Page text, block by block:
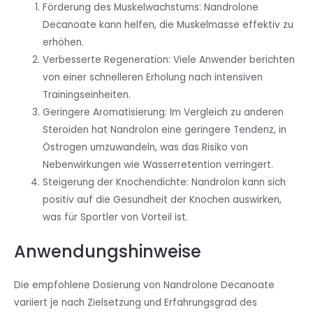
Förderung des Muskelwachstums: Nandrolone
Decanoate kann helfen, die Muskelmasse effektiv zu
erhöhen.
Verbesserte Regeneration: Viele Anwender berichten
von einer schnelleren Erholung nach intensiven
Trainingseinheiten.
Geringere Aromatisierung: Im Vergleich zu anderen
Steroiden hat Nandrolon eine geringere Tendenz, in
Östrogen umzuwandeln, was das Risiko von
Nebenwirkungen wie Wasserretention verringert.
Steigerung der Knochendichte: Nandrolon kann sich
positiv auf die Gesundheit der Knochen auswirken,
was für Sportler von Vorteil ist.
Anwendungshinweise
Die empfohlene Dosierung von Nandrolone Decanoate
variiert je nach Zielsetzung und Erfahrungsgrad des